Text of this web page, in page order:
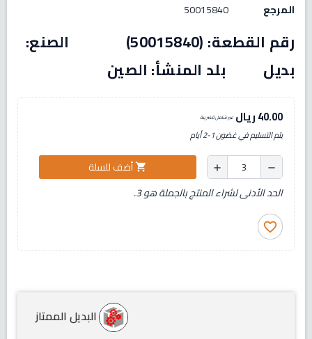
المرجع 50015840
رقم القطعة: (50015840) الصنع:
بديل بلد المنشأ: الصين
40.00 ريال غير شامل للضريبة
يتم التسليم في غضون 1-2 أيام
remove
add
shopping_cartأضف للسلة
الحد الأدنى لشراء المنتج بالجملة هو 3.
favorite_border
البديل الممتاز